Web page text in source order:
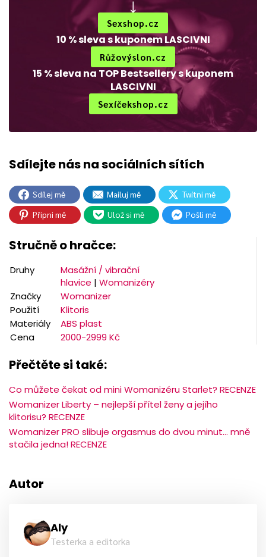
Sexshop.cz
10 % sleva s kuponem LASCIVNI
Růžovýslon.cz
15 % sleva na TOP Bestsellery s kuponem
LASCIVNI
Sexíčekshop.cz
Sdílej mě Mailuj mě
Twítni mě
Připni mě
Ulož si mě Pošli mě
Stručně o hračce:
Druhy
Masážní / vibrační
hlavice | Womanizéry
Značky
Womanizer
Použití
Klitoris
Materiály
ABS plast
Cena
2000-2999 Kč
Přečtěte si také:
Co můžete čekat od mini Womanizéru Starlet? RECENZE
Womanizer Liberty – nejlepší přítel ženy a jejího
klitorisu? RECENZE
Womanizer PRO slibuje orgasmus do dvou minut… mně
stačila jedna! RECENZE
Autor
Aly
Testerka a editorka